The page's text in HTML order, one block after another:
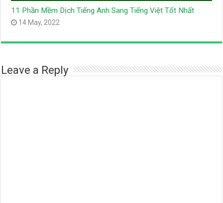
11 Phần Mềm Dịch Tiếng Anh Sang Tiếng Việt Tốt Nhất
14 May, 2022
Leave a Reply